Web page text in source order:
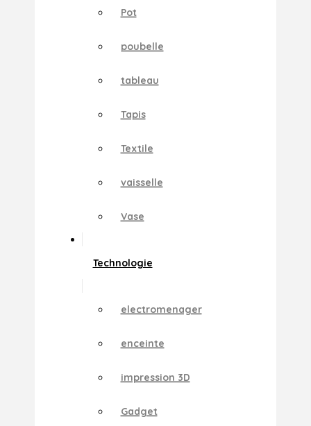
Pot
poubelle
tableau
Tapis
Textile
vaisselle
Vase
Technologie
electromenager
enceinte
impression 3D
Gadget